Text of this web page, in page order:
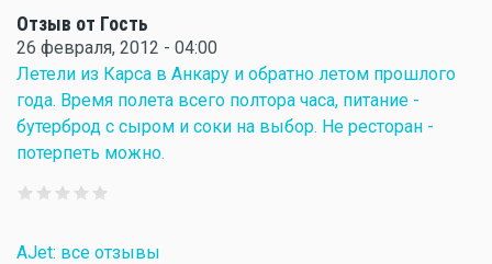
Отзыв от Гость
26 февраля, 2012 - 04:00
Летели из Карса в Анкару и обратно летом прошлого
года. Время полета всего полтора часа, питание -
бутерброд с сыром и соки на выбор. Не ресторан -
потерпеть можно.
AJet: все отзывы